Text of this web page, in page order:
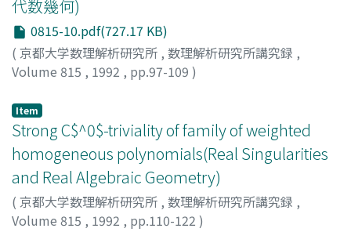
代数幾何)
0815-10.pdf(727.17 KB)
( 京都大学数理解析研究所 , 数理解析研究所講究録 ,
Volume 815 , 1992 , pp.97-109 )
Item
Strong C$^0$-triviality of family of weighted
homogeneous polynomials(Real Singularities
and Real Algebraic Geometry)
( 京都大学数理解析研究所 , 数理解析研究所講究録 ,
Volume 815 , 1992 , pp.110-122 )